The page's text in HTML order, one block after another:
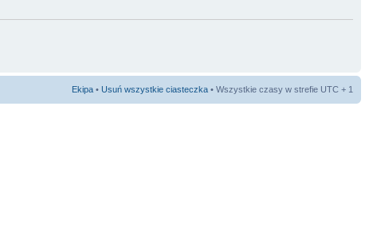
Ekipa • Usuń wszystkie ciasteczka • Wszystkie czasy w strefie UTC + 1